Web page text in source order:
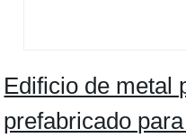
Edificio de metal
prefabricado